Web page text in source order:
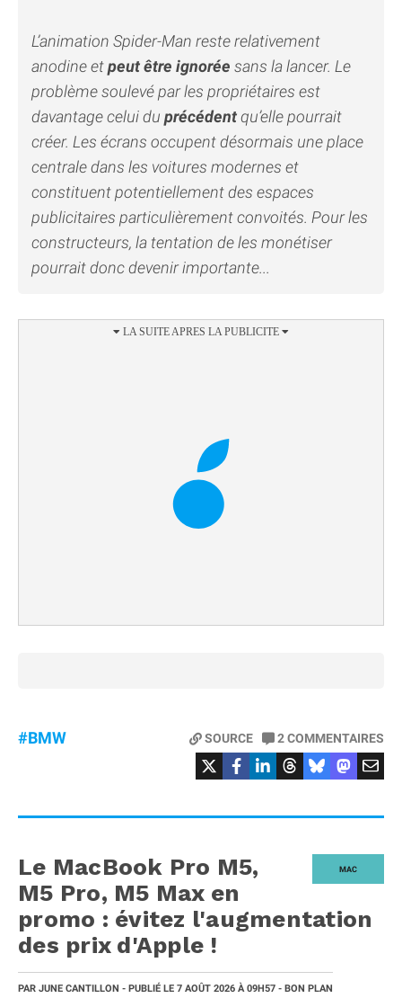
L’animation Spider-Man reste relativement
anodine etpeut être ignorée sans la lancer. Le
problème soulevé par les propriétaires est
davantage celui du précédentqu’elle pourrait
créer. Les écrans occupent désormais une place
centrale dans les voitures modernes et
constituent potentiellement des espaces
publicitaires particulièrement convoités. Pour les
constructeurs, la tentation de les monétiser
pourrait donc devenir importante...
#BMW SOURCE 2COMMENTAIRES
MAC
Le MacBook Pro M5,
M5 Pro, M5 Max en
promo : évitez l'augmentation
des prix d'Apple !
PAR JUNE CANTILLON - PUBLIÉ LE 7 AOÛT 2026 À 09H57 - BON PLAN